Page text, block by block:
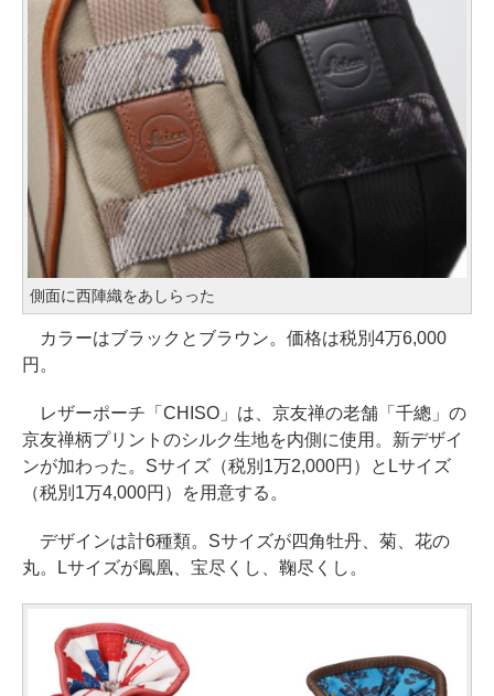
側面に西陣織をあしらった
カラーはブラックとブラウン。価格は税別4万6,000
円。
レザーポーチ「CHISO」は、京友禅の老舗「千總」の
京友禅柄プリントのシルク生地を内側に使用。新デザイ
ンが加わった。Sサイズ（税別1万2,000円）とLサイズ
（税別1万4,000円）を用意する。
デザインは計6種類。Sサイズが四角牡丹、菊、花の
丸。Lサイズが鳳凰、宝尽くし、鞠尽くし。